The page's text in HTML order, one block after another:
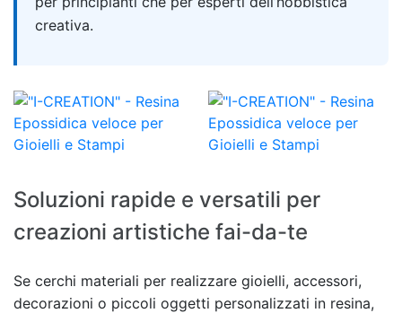
creativa.
Soluzioni rapide e versatili per
creazioni artistiche fai-da-te
Se cerchi materiali per realizzare gioielli, accessori,
decorazioni o piccoli oggetti personalizzati in resina,